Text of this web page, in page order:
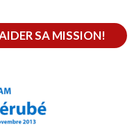
SA MISSION!